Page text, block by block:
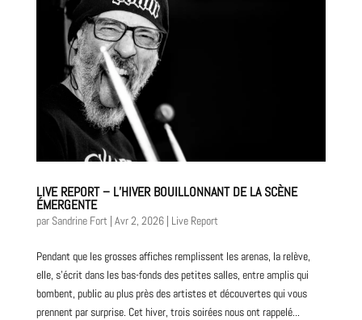
LIVE REPORT – L’HIVER BOUILLONNANT DE LA SCÈNE
ÉMERGENTE
par Sandrine Fort | Avr 2, 2026| Live Report
Pendant que les grosses affiches remplissent les arenas, la relève,
elle, s’écrit dans les bas-fonds des petites salles, entre amplis qui
bombent, public au plus près des artistes et découvertes qui vous
prennent par surprise. Cet hiver, trois soirées nous ont rappelé...